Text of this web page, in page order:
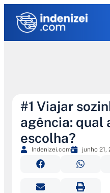
#1 Viajar
agência: qual
escolha?
Indenizei.com junho 21,